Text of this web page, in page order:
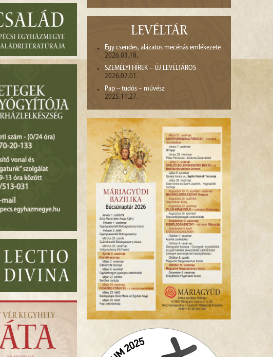
LEVÉLTÁR
Egy csendes, alázatos mecénás emlékezete
2026.03.18.
SZEMÉLYI HÍREK – ÚJ LEVÉLTÁROS
2026.02.01.
Pap – tudós – művész
2025.11.27.